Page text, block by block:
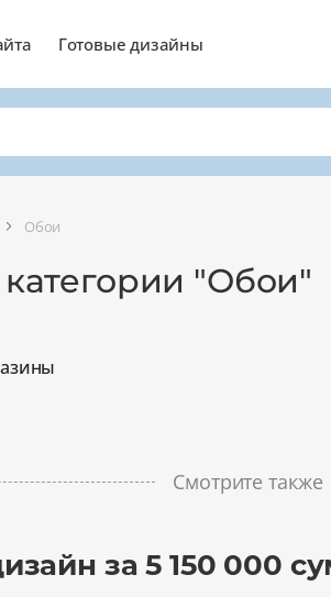
Готовые дизайны
Обои
"Обои"
Смотрите также
за 5 150 000